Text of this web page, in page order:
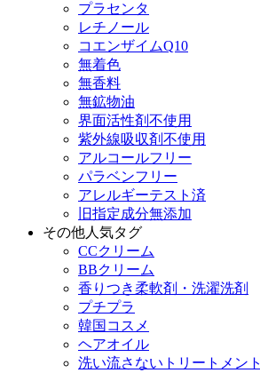
プラセンタ
レチノール
コエンザイムQ10
無着色
無香料
無鉱物油
界面活性剤不使用
紫外線吸収剤不使用
アルコールフリー
パラベンフリー
アレルギーテスト済
旧指定成分無添加
その他人気タグ
CCクリーム
BBクリーム
香りつき柔軟剤・洗濯洗剤
プチプラ
韓国コスメ
ヘアオイル
洗い流さないトリートメント